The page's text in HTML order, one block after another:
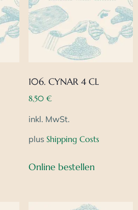
106. CYNAR 4 CL
8,50 €
inkl. MwSt.
plus Shipping Costs
Online bestellen